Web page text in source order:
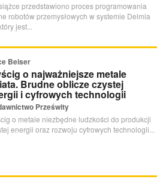
przedstawiono proces programowania
robotów przemysłowych w systemie Delmia
jest...
Beiser
o najważniejsze metale
Brudne oblicze czystej
i cyfrowych technologii
Prześwity
o metale niezbędne ludzkości do produkcji
energii oraz rozwoju cyfrowych technologii...